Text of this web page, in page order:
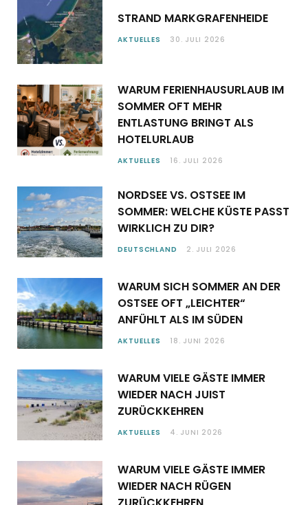
STRAND MARKGRAFENHEIDE
AKTUELLES 30. JULI 2026
WARUM FERIENHAUSURLAUB IM
SOMMER OFT MEHR
ENTLASTUNG BRINGT ALS
HOTELURLAUB
AKTUELLES 16. JULI 2026
NORDSEE VS. OSTSEE IM
SOMMER: WELCHE KÜSTE PASST
WIRKLICH ZU DIR?
DEUTSCHLAND 2. JULI 2026
WARUM SICH SOMMER AN DER
OSTSEE OFT „LEICHTER“
ANFÜHLT ALS IM SÜDEN
AKTUELLES 18. JUNI 2026
WARUM VIELE GÄSTE IMMER
WIEDER NACH JUIST
ZURÜCKKEHREN
AKTUELLES 4. JUNI 2026
WARUM VIELE GÄSTE IMMER
WIEDER NACH RÜGEN